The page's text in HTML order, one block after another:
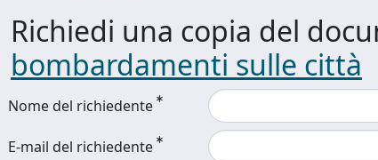
Richiedi una copia del
bombardamenti sulle città
Nome del richiedente
E-mail del richiedente